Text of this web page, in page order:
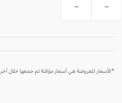
-
-
*الأسعار المعروضة هي أسعار مؤقتة تم جمعها خلال آخر 48 ساعة وقد لا تكون متاحة وقت الحجز